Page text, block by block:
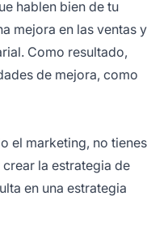
hablen bien de tu
mejora en las ventas y
Como resultado,
de mejora, como
el marketing, no tienes
la estrategia de
en una estrategia